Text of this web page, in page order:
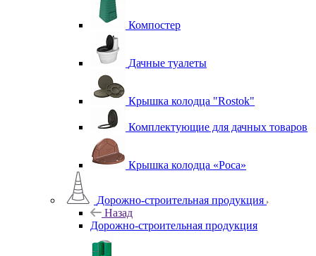
Компостер
Дачные туалеты
Крышка колодца "Rostok"
Комплектующие для дачных товаров
Крышка колодца «Роса»
Дорожно-строительная продукция
Назад
Дорожно-строительная продукция